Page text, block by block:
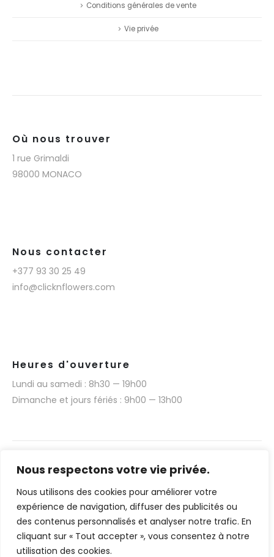
Nous respectons votre vie privée.
Nous utilisons des cookies pour améliorer votre
expérience de navigation, diffuser des publicités ou
des contenus personnalisés et analyser notre trafic. En
cliquant sur « Tout accepter », vous consentez à notre
utilisation des cookies.
Conditions générales de vente
Vie privée
Où nous trouver
1 rue Grimaldi
98000 MONACO
Nous contacter
+377 93 30 25 49
info@clicknflowers.com
Heures d'ouverture
Lundi au samedi : 8h30 — 19h00
Dimanche et jours fériés : 9h00 — 13h00
Narmino SARL © 2025. Tous droits réservés.
Réalisation technique du site web par Media 377
(www.media377.com)